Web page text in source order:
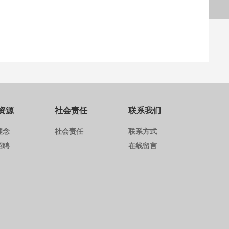
源
念
聘
社会责任
社会责任
联系我们
联系方式
在线留言